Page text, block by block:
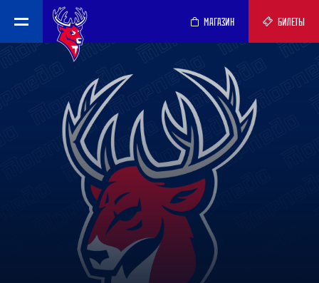
МАГАЗИН БИЛЕТЫ